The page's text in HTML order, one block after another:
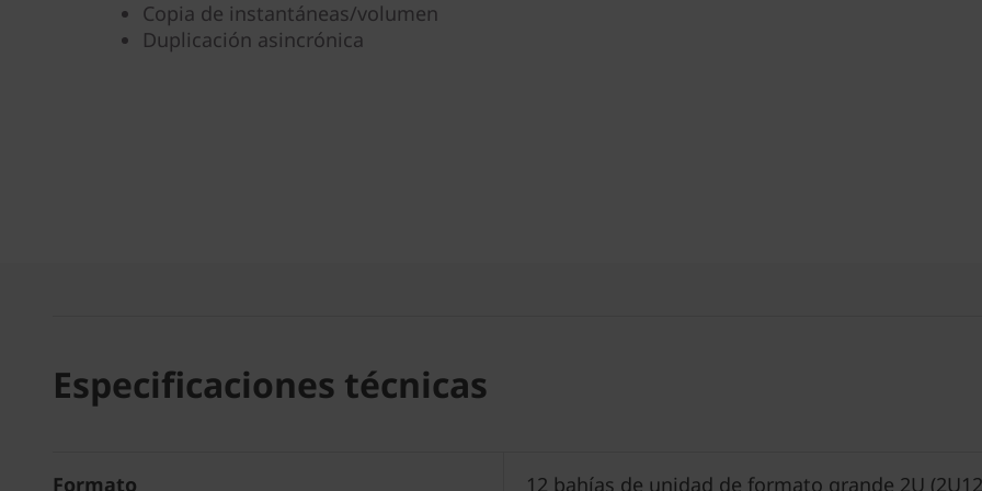
Copia de instantáneas/volumen
Duplicación asincrónica
Especificaciones técnicas
Formato 12 bahías de unidad de formato grande 2U